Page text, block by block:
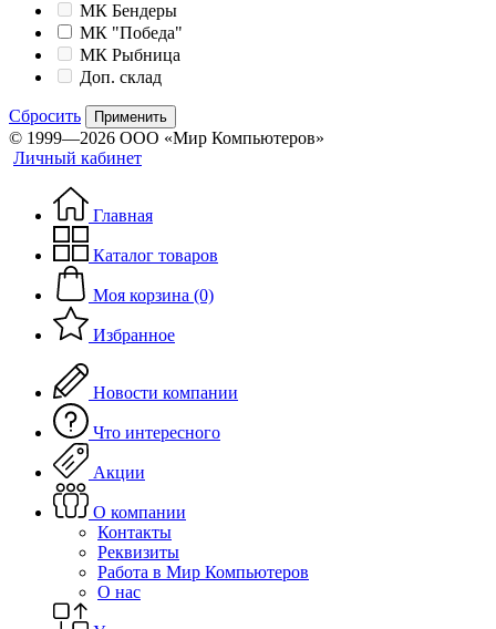
МК Бендеры
МК "Победа"
МК Рыбница
Доп. склад
Сбросить Применить
© 1999—2026 ООО «Мир Компьютеров»
Личный кабинет
Главная
Каталог товаров
Моя корзина (0)
Избранное
Новости компании
Что интересного
Акции
О компании
Контакты
Реквизиты
Работа в Мир Компьютеров
О нас